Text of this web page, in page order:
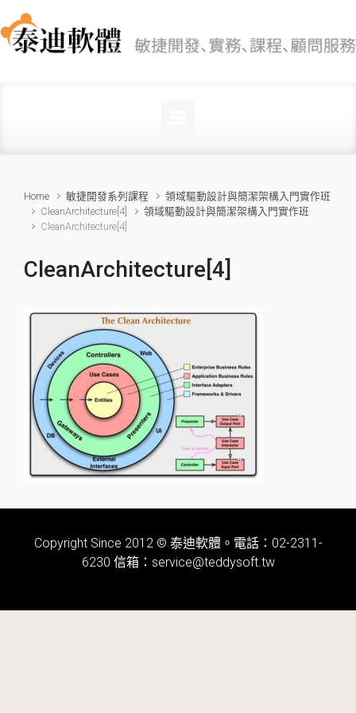
Skip to main content
Home 敏捷開發系列課程
領域驅動設計與簡潔架構入門實作班
CleanArchitecture[4]
領域驅動設計與簡潔架構入門實作班
CleanArchitecture[4]
CleanArchitecture[4]
Copyright Since 2012 © 泰迪軟體。電話：02-2311-
6230 信箱：service@teddysoft.tw